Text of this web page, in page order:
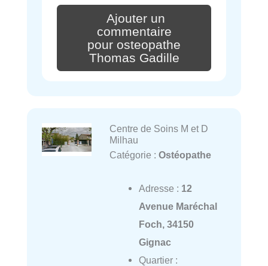
Ajouter un
commentaire
pour osteopathe
Thomas Gadille
Centre de Soins M et D
Milhau
Catégorie : Ostéopathe
Adresse : 12
Avenue Maréchal
Foch, 34150
Gignac
Quartier :